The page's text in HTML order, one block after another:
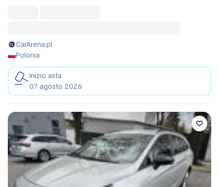
CarArena.pl
Polonia
Inizio asta
07 agosto 2026